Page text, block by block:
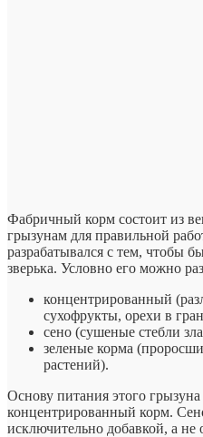
Фабричный корм состоит из
грызунам для правильной
разрабатывался с тем, чтобы
зверька. Условно его можно
концентрированный
сухофрукты, орехи в
сено (сушеные стебли
зеленые корма
растений).
Основу питания этого грызуна
концентрированный корм.
исключительно добавкой, а